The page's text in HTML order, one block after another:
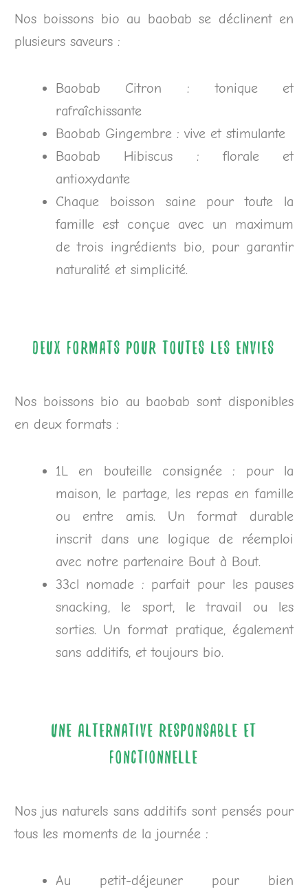
Nos boissons bio au baobab se déclinent en
plusieurs saveurs :
Baobab Citron : tonique et
rafraîchissante
Baobab Gingembre : vive et stimulante
Baobab Hibiscus : florale et
antioxydante
Chaque boisson saine pour toute la
famille est conçue avec un maximum
de trois ingrédients bio, pour garantir
naturalité et simplicité.
Deux formats pour toutes les envies
Nos boissons bio au baobab sont disponibles
en deux formats :
1L en bouteille consignée : pour la
maison, le partage, les repas en famille
ou entre amis. Un format durable
inscrit dans une logique de réemploi
avec notre partenaire Bout à Bout.
33cl nomade : parfait pour les pauses
snacking, le sport, le travail ou les
sorties. Un format pratique, également
sans additifs, et toujours bio.
Une alternative responsable et
fonctionnelle
Nos jus naturels sans additifs sont pensés pour
tous les moments de la journée :
Au petit-déjeuner pour bien